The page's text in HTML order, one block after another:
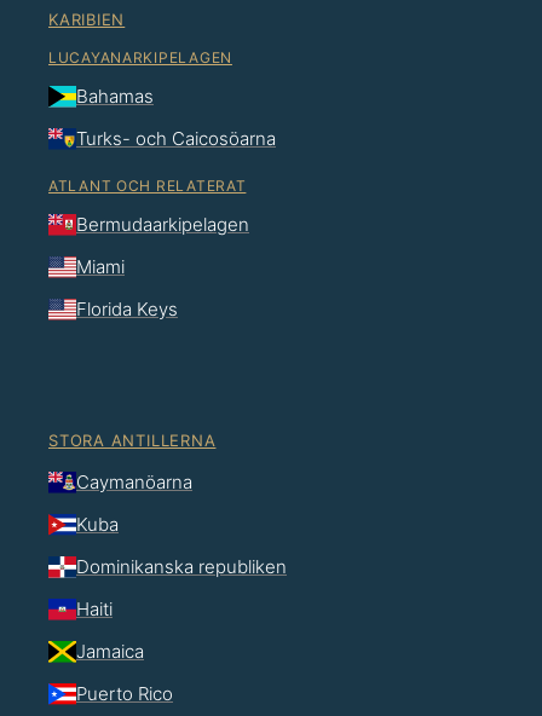
KARIBIEN
LUCAYANARKIPELAGEN
Bahamas
Turks- och Caicosöarna
ATLANT OCH RELATERAT
Bermudaarkipelagen
Miami
Florida Keys
STORA ANTILLERNA
Caymanöarna
Kuba
Dominikanska republiken
Haiti
Jamaica
Puerto Rico